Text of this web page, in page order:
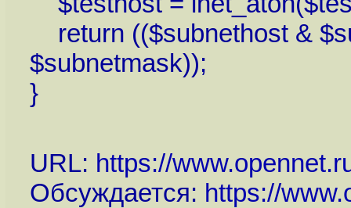
return (($subnethost &
$subnetmask));
}
URL: https://
Обсуждается: https://